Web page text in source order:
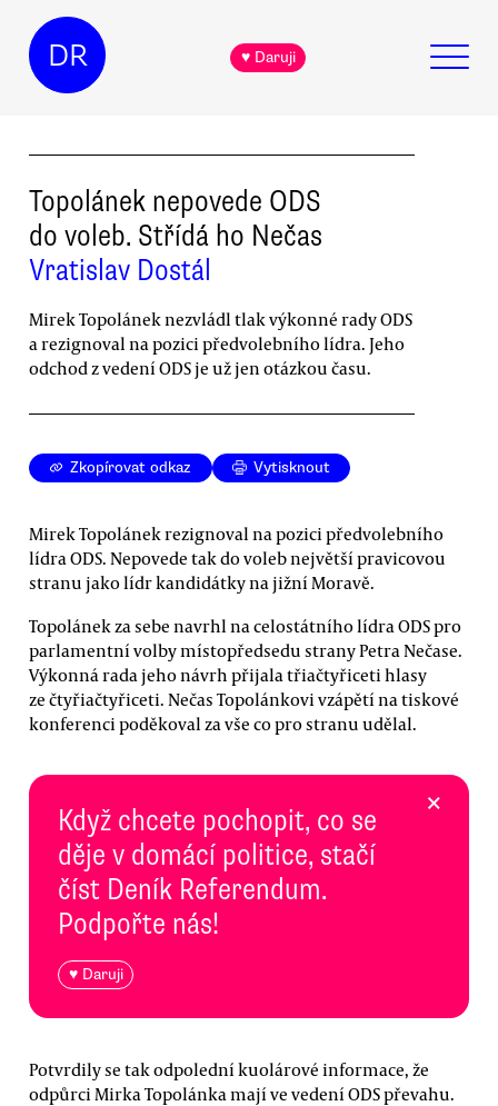
DR ♥ Daruji
Topolánek nepovede ODS
do voleb. Střídá ho Nečas
Vratislav Dostál
Mirek Topolánek nezvládl tlak výkonné rady ODS
a rezignoval na pozici předvolebního lídra. Jeho
odchod z vedení ODS je už jen otázkou času.
Zkopírovat odkaz Vytisknout
Mirek Topolánek rezignoval na pozici předvolebního
lídra ODS. Nepovede tak do voleb největší pravicovou
stranu jako lídr kandidátky na jižní Moravě.
Topolánek za sebe navrhl na celostátního lídra ODS pro
parlamentní volby místopředsedu strany Petra Nečase.
Výkonná rada jeho návrh přijala třiačtyřiceti hlasy
ze čtyřiačtyřiceti. Nečas Topolánkovi vzápětí na tiskové
konferenci poděkoval za vše co pro stranu udělal.
Když chcete pochopit, co se
děje v domácí politice, stačí
číst Deník Referendum.
Podpořte nás!
♥ Daruji
×
Potvrdily se tak odpolední kuolárové informace, že
odpůrci Mirka Topolánka mají ve vedení ODS převahu.